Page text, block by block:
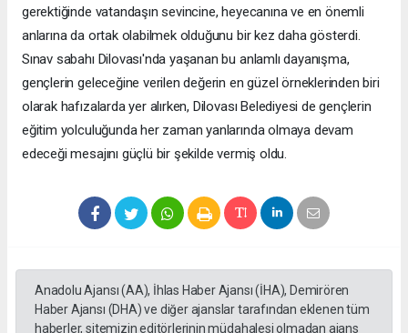
gerektiğinde vatandaşın sevincine, heyecanına ve en önemli
anlarına da ortak olabilmek olduğunu bir kez daha gösterdi.
Sınav sabahı Dilovası'nda yaşanan bu anlamlı dayanışma,
gençlerin geleceğine verilen değerin en güzel örneklerinden biri
olarak hafızalarda yer alırken, Dilovası Belediyesi de gençlerin
eğitim yolculuğunda her zaman yanlarında olmaya devam
edeceği mesajını güçlü bir şekilde vermiş oldu.
Anadolu Ajansı (AA), İhlas Haber Ajansı (İHA), Demirören
Haber Ajansı (DHA) ve diğer ajanslar tarafından eklenen tüm
haberler, sitemizin editörlerinin müdahalesi olmadan ajans